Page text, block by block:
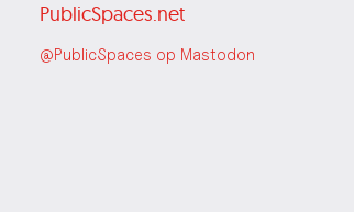
PublicSpaces.net
@PublicSpaces op Mastodon